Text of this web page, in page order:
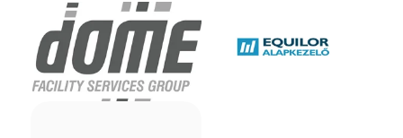
DOME Facility Services
Group
Equilor Zrt.